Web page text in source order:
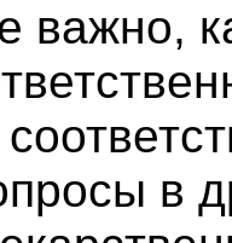
важно,
в